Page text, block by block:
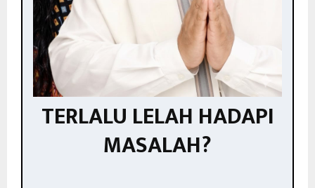
TERLALU LELAH HADAPI
MASALAH?